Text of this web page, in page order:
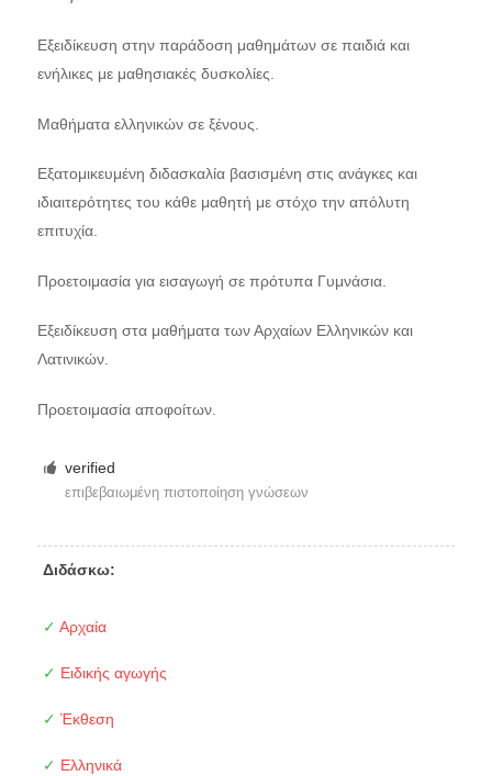
Εξειδίκευση στην παράδοση μαθημάτων σε παιδιά και
ενήλικες με μαθησιακές δυσκολίες.
Μαθήματα ελληνικών σε ξένους.
Εξατομικευμένη διδασκαλία βασισμένη στις ανάγκες και
ιδιαιτερότητες του κάθε μαθητή με στόχο την απόλυτη
επιτυχία.
Προετοιμασία για εισαγωγή σε πρότυπα Γυμνάσια.
Εξειδίκευση στα μαθήματα των Αρχαίων Ελληνικών και
Λατινικών.
Προετοιμασία αποφοίτων.
verified
επιβεβαιωμένη πιστοποίηση γνώσεων
Διδάσκω:
✓ Αρχαία
✓ Ειδικής αγωγής
✓ Έκθεση
✓ Ελληνικά